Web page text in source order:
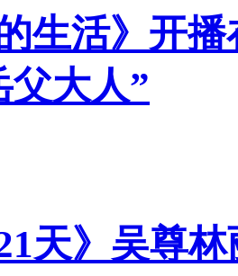
的生活》开
父大人”
21天》吴尊